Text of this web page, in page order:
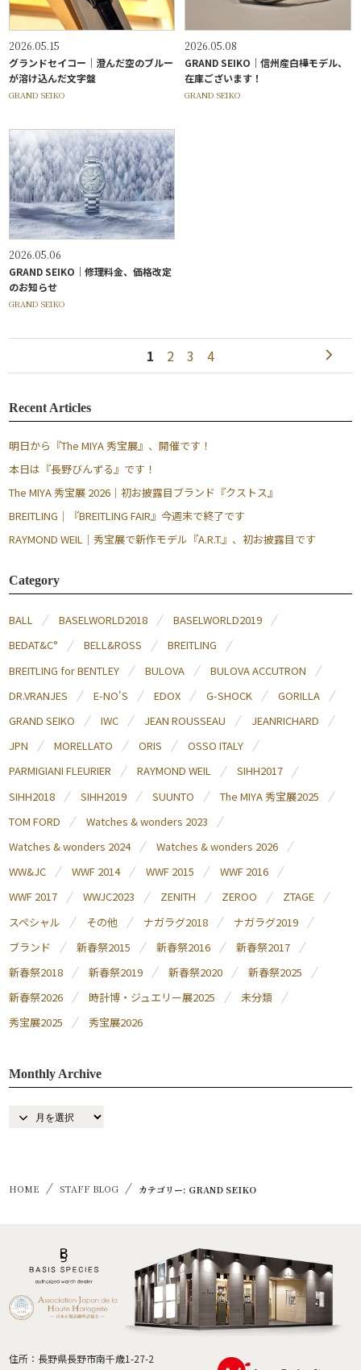
2026.05.15
グランドセイコー｜澄んだ空のブルー
が溶け込んだ文字盤
GRAND SEIKO
2026.05.08
GRAND SEIKO｜信州産白樺モデル、
在庫ございます！
GRAND SEIKO
2026.05.06
GRAND SEIKO｜修理料金、価格改定
のお知らせ
GRAND SEIKO
1 2 3 4
Recent Articles
明日から『The MIYA 秀宝展』、開催です！
本日は『長野びんずる』です！
The MIYA 秀宝展 2026｜初お披露目ブランド『クストス』
BREITLING｜『BREITLING FAIR』今週末で終了です
RAYMOND WEIL｜秀宝展で新作モデル『A.R.T.』、初お披露目です
Category
BALL BASELWORLD2018
BASELWORLD2019
BEDAT&C°
BELL&ROSS
BREITLING
BREITLING for BENTLEY
BULOVA
BULOVA ACCUTRON
DR.VRANJES
E-NO'S EDOX G-SHOCK
GORILLA
GRAND SEIKO
IWC JEAN ROUSSEAU
JEANRICHARD
JPN
MORELLATO ORIS
OSSO ITALY
PARMIGIANI FLEURIER
RAYMOND WEIL
SIHH2017
SIHH2018
SIHH2019 SUUNTO
The MIYA 秀宝展2025
TOM FORD
Watches & wonders 2023
Watches & wonders 2024
Watches & wonders 2026
WW&JC
WWF 2014 WWF 2015
WWF 2016
WWF 2017
WWJC2023 ZENITH ZEROO
ZTAGE
スペシャル
その他 ナガラグ2018
ナガラグ2019
ブランド
新春祭2015 新春祭2016
新春祭2017
新春祭2018
新春祭2019 新春祭2020
新春祭2025
新春祭2026
時計博・ジュエリー展2025
未分類
秀宝展2025
秀宝展2026
Monthly Archive
HOME STAFF BLOG カテゴリー: GRAND SEIKO
住所：長野県長野市南千歳1-27-2